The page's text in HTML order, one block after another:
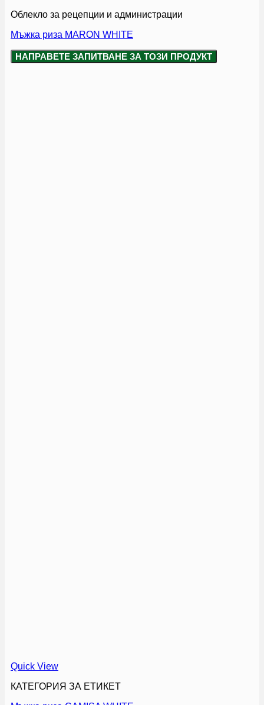
Облекло за рецепции и администрации
Мъжка риза MARON WHITE
НАПРАВЕТЕ ЗАПИТВАНЕ ЗА ТОЗИ ПРОДУКТ
Quick View
КАТЕГОРИЯ ЗА ЕТИКЕТ